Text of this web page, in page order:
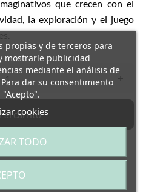
que crecen con el
la exploración y el juego
+
al carrito
propias y de terceros para
mostrarle publicidad
mediante el análisis de
dar su consentimiento
cookies
TODO